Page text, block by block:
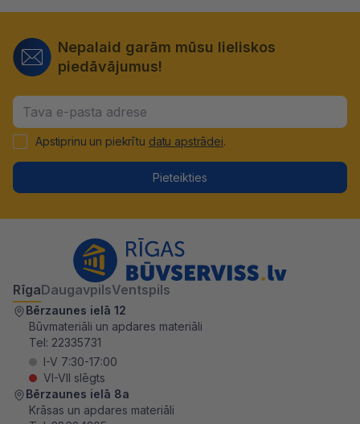
Nepalaid garām mūsu lieliskos
piedāvājumus!
Apstiprinu un piekrītu datu apstrādei.
Pieteikties
RīgaDaugavpilsVentspils
Bērzaunes ielā 12
Būvmateriāli un apdares materiāli
Tel: 22335731
I-V 7:30-17:00
VI-VII slēgts
Bērzaunes ielā 8a
Krāsas un apdares materiāli